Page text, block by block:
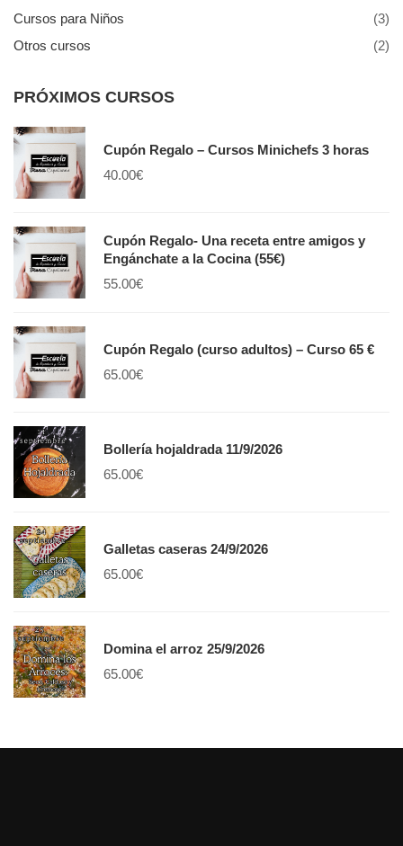
Cursos para Niños
(3)
Otros cursos
(2)
PRÓXIMOS CURSOS
Cupón Regalo – Cursos Minichefs 3 horas
40.00€
Cupón Regalo- Una receta entre amigos y
Engánchate a la Cocina (55€)
55.00€
Cupón Regalo (curso adultos) – Curso 65 €
65.00€
Bollería hojaldrada 11/9/2026
65.00€
Galletas caseras 24/9/2026
65.00€
Domina el arroz 25/9/2026
65.00€